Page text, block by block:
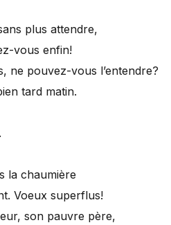
plus attendre,
vous enfin!
ne pouvez-vous l’entendre?
tard matin.
la chaumière
Voeux superflus!
son pauvre père,